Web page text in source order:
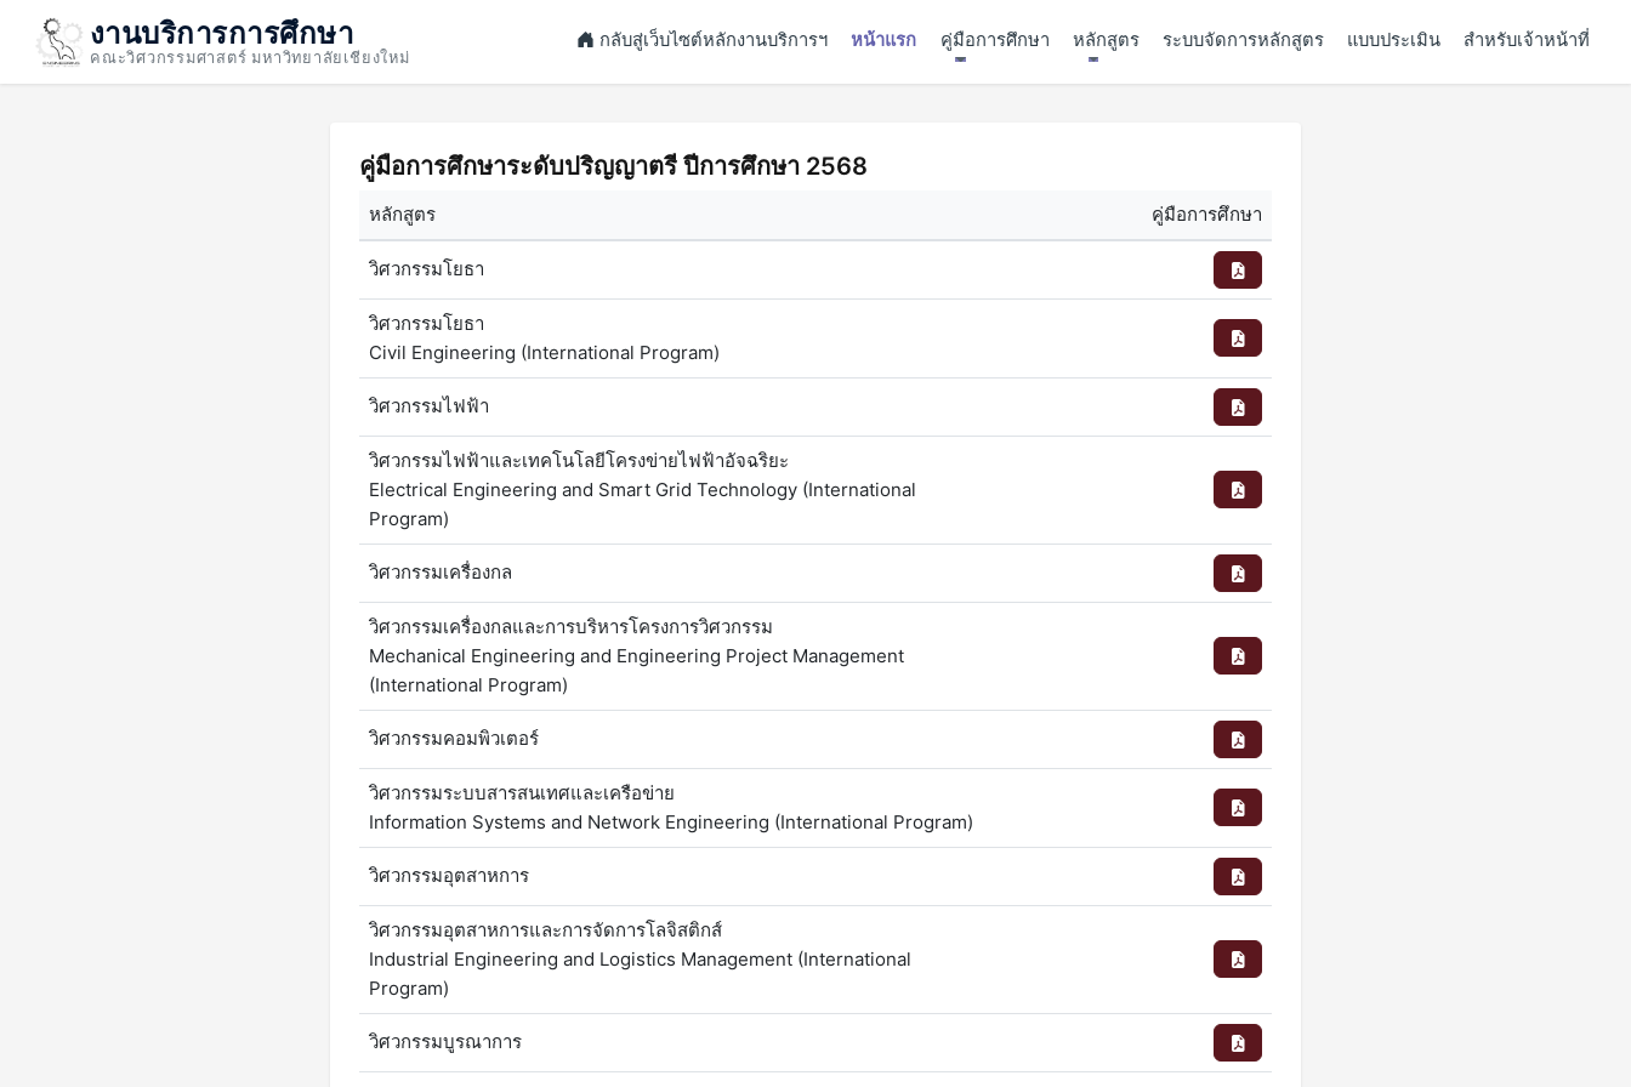
งานบริการการศึกษา
คณะวิศวกรรมศาสตร์ มหาวิทยาลัยเชียงใหม่
กลับสู่เว็บไซต์หลักงานบริการฯ หน้าแรก คู่มือการศึกษา หลักสูตร ระบบจัดการหลักสูตร แบบประเมิน สำหรับเจ้าหน้าที่
คู่มือการศึกษาระดับปริญญาตรี ปีการศึกษา 2568
หลักสูตร คู่มือการศึกษา
วิศวกรรมโยธา
วิศวกรรมโยธา
Civil Engineering (International Program)
วิศวกรรมไฟฟ้า
วิศวกรรมไฟฟ้าและเทคโนโลยีโครงข่ายไฟฟ้าอัจฉริยะ
Electrical Engineering and Smart Grid Technology (International
Program)
วิศวกรรมเครื่องกล
วิศวกรรมเครื่องกลและการบริหารโครงการวิศวกรรม
Mechanical Engineering and Engineering Project Management
(International Program)
วิศวกรรมคอมพิวเตอร์
วิศวกรรมระบบสารสนเทศและเครือข่าย
Information Systems and Network Engineering (International Program)
วิศวกรรมอุตสาหการ
วิศวกรรมอุตสาหการและการจัดการโลจิสติกส์
Industrial Engineering and Logistics Management (International
Program)
วิศวกรรมบูรณาการ